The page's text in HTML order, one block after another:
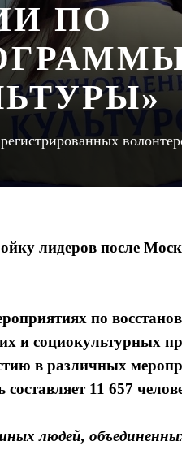
ПО
лидеров после
по
и социокультурных
в различных
11 657
людей,